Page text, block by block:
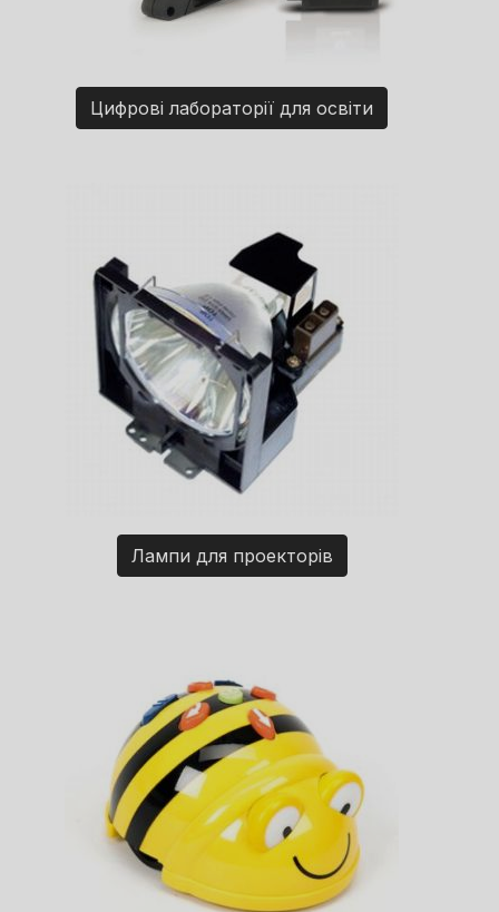
Цифрові лабораторії для освіти
Лампи для проекторів